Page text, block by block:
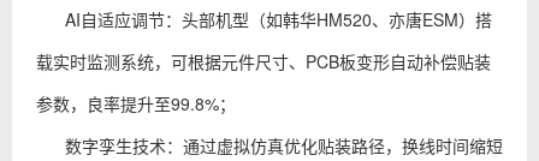
AI自适应调节：头部机型（如韩华HM520、亦唐ESM）搭
载实时监测系统，可根据元件尺寸、PCB板变形自动补偿贴装
参数，良率提升至99.8%；
数字孪生技术：通过虚拟仿真优化贴装路径，换线时间缩短